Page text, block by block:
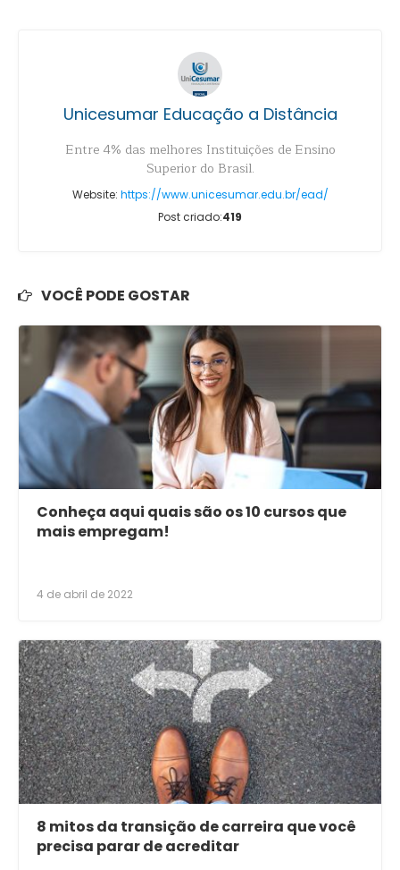
Unicesumar Educação a Distância
Entre 4% das melhores Instituições de Ensino
Superior do Brasil.
Website: https://www.unicesumar.edu.br/ead/
Post criado:419
VOCÊ PODE GOSTAR
Conheça aqui quais são os 10 cursos que
mais empregam!
4 de abril de 2022
8 mitos da transição de carreira que você
precisa parar de acreditar